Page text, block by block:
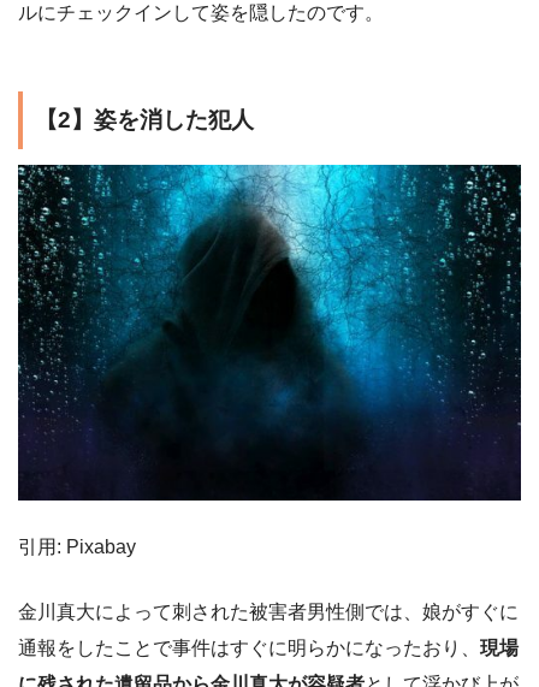
ルにチェックインして姿を隠したのです。
【2】姿を消した犯人
引用: Pixabay
金川真大によって刺された被害者男性側では、娘がすぐに
通報をしたことで事件はすぐに明らかになったおり、 現場